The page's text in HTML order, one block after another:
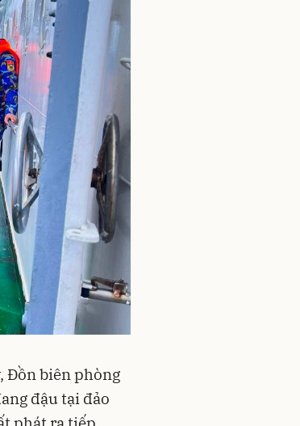
Đồn biên phòng
đậu tại đảo